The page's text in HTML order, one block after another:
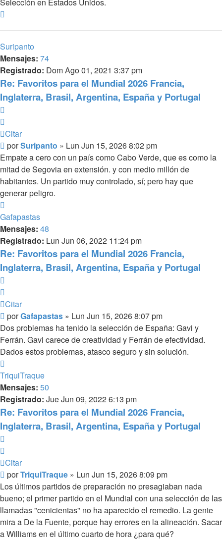
Suripanto
Mensajes: 74
Registrado: Dom Ago 01, 2021 3:37 pm
Re: Favoritos para el Mundial 2026 Francia,
Inglaterra, Brasil, Argentina, España y Portugal
Citar
Mensaje
porSuripanto » Lun Jun 15, 2026 8:02 pm
Empate a cero con un país como Cabo Verde, que es como la
mitad de Segovia en extensión. y con medio millón de
habitantes. Un partido muy controlado, sí; pero hay que
generar peligro.
Gafapastas
Mensajes: 48
Registrado: Lun Jun 06, 2022 11:24 pm
Re: Favoritos para el Mundial 2026 Francia,
Inglaterra, Brasil, Argentina, España y Portugal
Citar
Mensaje
porGafapastas » Lun Jun 15, 2026 8:07 pm
Dos problemas ha tenido la selección de España: Gavi y
Ferrán. Gavi carece de creatividad y Ferrán de efectividad.
Dados estos problemas, atasco seguro y sin solución.
TriquiTraque
Mensajes: 50
Registrado: Jue Jun 09, 2022 6:13 pm
Re: Favoritos para el Mundial 2026 Francia,
Inglaterra, Brasil, Argentina, España y Portugal
Citar
Mensaje
porTriquiTraque » Lun Jun 15, 2026 8:09 pm
Los últimos partidos de preparación no presagiaban nada
bueno; el primer partido en el Mundial con una selección de las
llamadas "cenicientas" no ha aparecido el remedio. La gente
mira a De la Fuente, porque hay errores en la alineación. Sacar
a Williams en el último cuarto de hora ¿para qué?